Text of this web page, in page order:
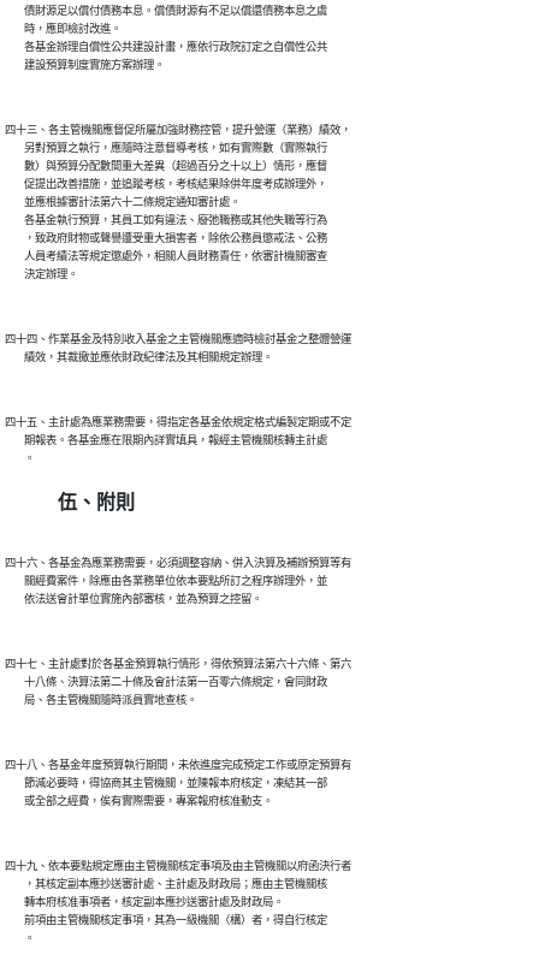
        債財源足以償付債務本息。償債財源有不足以償還債務本息之虞
        時，應即檢討改進。
        各基金辦理自償性公共建設計畫，應依行政院訂定之自償性公共
四十三、各主管機關應督促所屬加強財務控管，提升營運（業務）績效，
        另對預算之執行，應隨時注意督導考核，如有實際數（實際執行
        數）與預算分配數間重大差異（超過百分之十以上）情形，應督
        促提出改善措施，並追蹤考核，考核結果除併年度考成辦理外，
        並應根據審計法第六十二條規定通知審計處。
        各基金執行預算，其員工如有違法、廢弛職務或其他失職等行為
        ，致政府財物或聲譽遭受重大損害者，除依公務員懲戒法、公務
        人員考績法等規定懲處外，相關人員財務責任，依審計機關審查
四十四、作業基金及特別收入基金之主管機關應適時檢討基金之整體營運
四十五、主計處為應業務需要，得指定各基金依規定格式編製定期或不定
        期報表。各基金應在限期內詳實填具，報經主管機關核轉主計處
伍、附則
四十六、各基金為應業務需要，必須調整容納、併入決算及補辦預算等有
        關經費案件，除應由各業務單位依本要點所訂之程序辦理外，並
四十七、主計處對於各基金預算執行情形，得依預算法第六十六條、第六
        十八條、決算法第二十條及會計法第一百零六條規定，會同財政
四十八、各基金年度預算執行期間，未依進度完成預定工作或原定預算有
        節減必要時，得協商其主管機關，並陳報本府核定，凍結其一部
四十九、依本要點規定應由主管機關核定事項及由主管機關以府函決行者
        ，其核定副本應抄送審計處、主計處及財政局；應由主管機關核
        轉本府核准事項者，核定副本應抄送審計處及財政局。
        前項由主管機關核定事項，其為一級機關（構）者，得自行核定